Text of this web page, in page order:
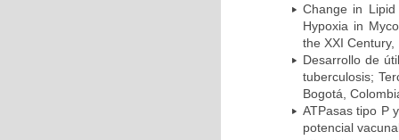
Change in
Hypoxia in
the XXI
Desarrollo de
tuberculosis;
Bogotá,
ATPasas tipo P
potencial